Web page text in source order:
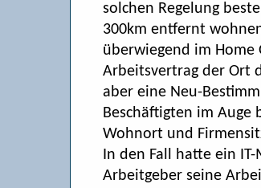
solchen Regelung
300km entfernt
überwiegend im Home
Arbeitsvertrag der Ort
aber eine Neu-
Beschäftigten im Auge
Wohnort und
In den Fall hatte ein
Arbeitgeber seine